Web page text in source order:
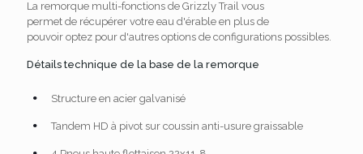
La remorque multi-fonctions de Grizzly Trail vous
permet de récupérer votre eau d'érable en plus de
pouvoir optez pour d'autres options de configurations possibles.
Détails technique de la base de la remorque
Structure en acier galvanisé
Tandem HD à pivot sur coussin anti-usure graissable